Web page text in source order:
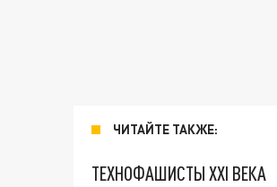
ЧИТАЙТЕ ТАКЖЕ:
ТЕХНОФАШИСТЫ XXI ВЕКА